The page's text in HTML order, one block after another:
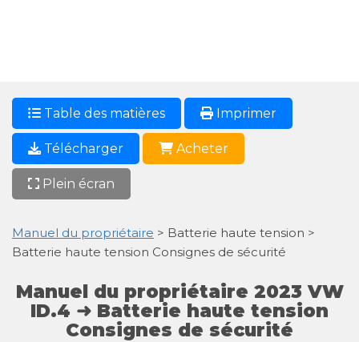
Table des matières Imprimer
Télécharger Acheter
Plein écran
Manuel du propriétaire > Batterie haute tension >
Batterie haute tension Consignes de sécurité
Manuel du propriétaire 2023 VW
ID.4 ➜ Batterie haute tension
Consignes de sécurité